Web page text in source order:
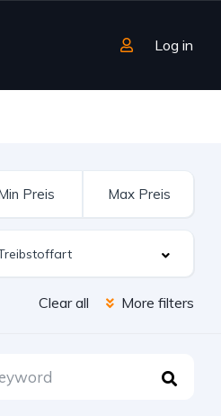
Log in
Clear all More filters